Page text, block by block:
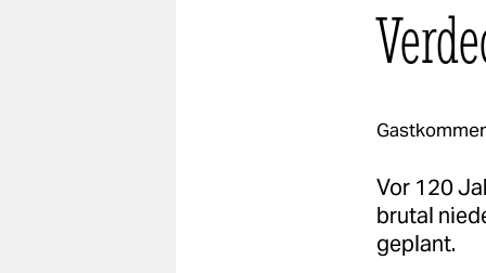
Vor 120
brutal
geplant.